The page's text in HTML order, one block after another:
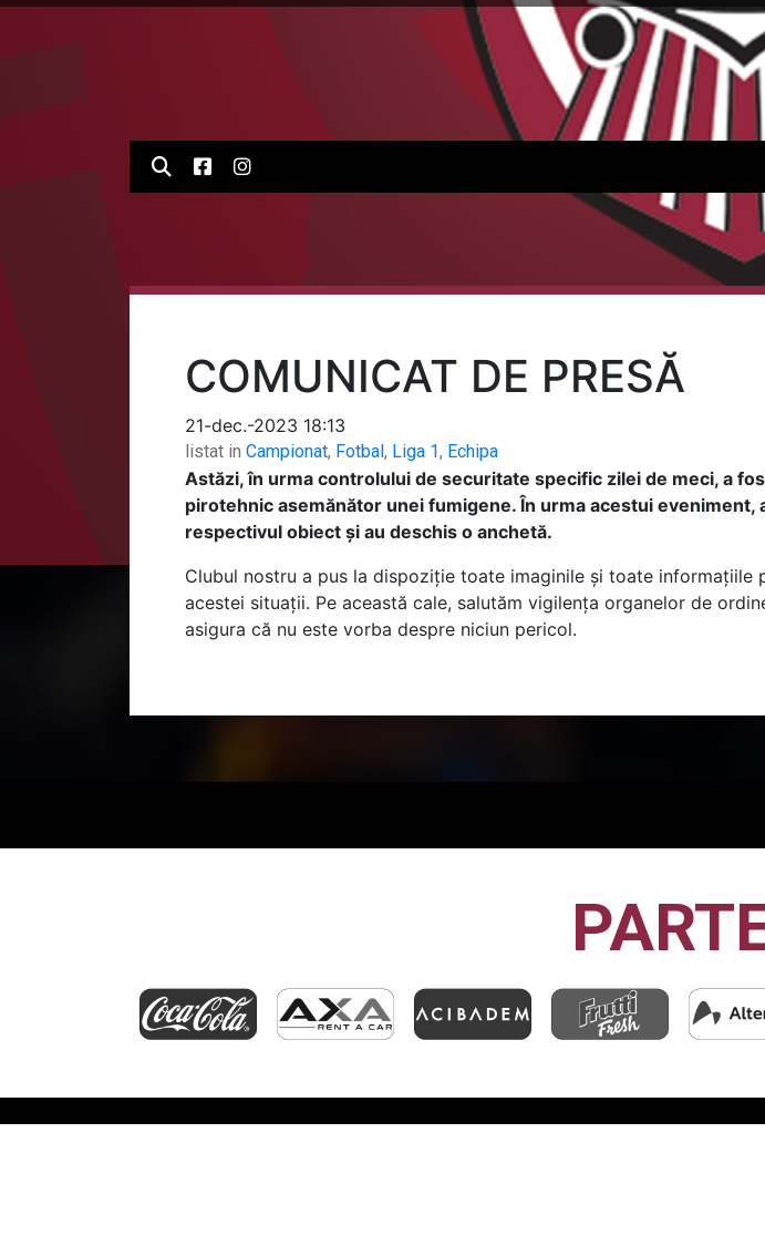
COMUNICAT DE PRESĂ
21-dec.-2023 18:13
listat in Campionat, Fotbal, Liga 1, Echipa
Astăzi, în urma controlului de securitate specific zilei de meci, a
pirotehnic asemănător unei fumigene. În urma acestui
respectivul obiect și au deschis o anchetă.
Clubul nostru a pus la dispoziție toate imaginile și toate informațiile
acestei situații. Pe această cale, salutăm vigilența organelor de
asigura că nu este vorba despre niciun pericol.